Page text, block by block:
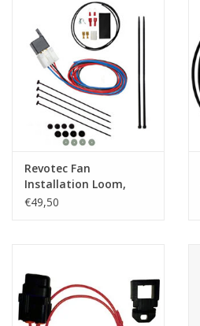
Revotec Fan
Installation Loom,
Relay, Crimps & FPK01
€49,50